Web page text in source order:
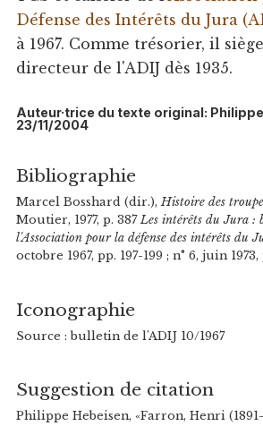
Défense des Intérêts du Jura
à 1967. Comme trésorier, il
directeur de l'ADIJ dès 1935.
Auteur·trice du texte original:
23/11/2004
Bibliographie
Marcel Bosshard (dir.),Histoire des
Moutier, 1977, p. 387Les intérêts du Jura :
l'Association pour la défense des intérêts du
octobre 1967, pp. 197-199 ; n° 6, juin 1973,
Iconographie
Source : bulletin de l'ADIJ 10/1967
Suggestion de citation
Philippe Hebeisen, «Farron, Henri (1891-